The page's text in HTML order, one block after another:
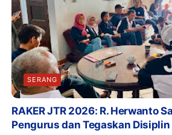
SERANG
RAKER JTR 2026: R. Herwanto
Pengurus dan Tegaskan